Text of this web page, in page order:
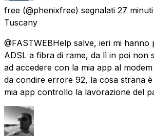
free (@phenixfree) segnalati 27
Tuscany
@FASTWEBHelp salve, ieri mi hanno
ADSL a fibra di rame, da lì in poi non
ad accedere con la mia app al modem
da condire errore 92, la cosa strana
mia app controllo la lavorazione del